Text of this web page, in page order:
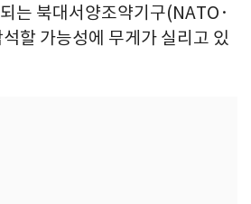
는 북대서양조약기구(NATO·
할 가능성에 무게가 실리고 있